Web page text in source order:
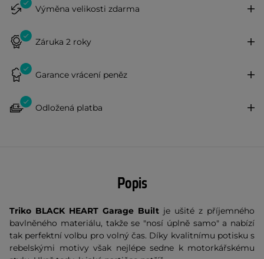
Výměna velikosti zdarma
Záruka 2 roky
Garance vrácení peněz
Odložená platba
Popis
Triko BLACK HEART Garage Built je ušité z příjemného
bavlněného materiálu, takže se "nosí úplně samo" a nabízí
tak perfektní volbu pro volný čas. Díky kvalitnímu potisku s
rebelskými motivy však nejlépe sedne k motorkářskému